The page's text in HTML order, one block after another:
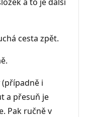
cesta zpět.
i
a přesuň je
Pak ručně v